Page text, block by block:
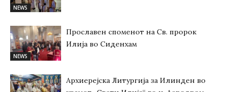
NEWS
NEWS
Прославен споменот на Св. пророк
Илија во Сиденхам
Архиерејска Литургија за Илинден во